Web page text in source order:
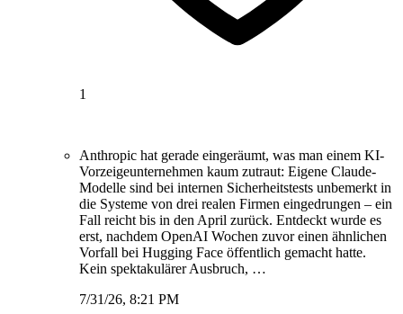
1
Anthropic hat gerade eingeräumt, was man einem KI-
Vorzeigeunternehmen kaum zutraut: Eigene Claude-
Modelle sind bei internen Sicherheitstests unbemerkt in
die Systeme von drei realen Firmen eingedrungen – ein
Fall reicht bis in den April zurück. Entdeckt wurde es
erst, nachdem OpenAI Wochen zuvor einen ähnlichen
Vorfall bei Hugging Face öffentlich gemacht hatte.
Kein spektakulärer Ausbruch, …
7/31/26, 8:21 PM